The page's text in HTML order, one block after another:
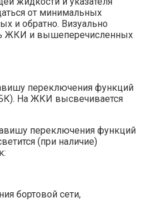
от минимальных
и обратно. Визуально
ЖКИ и вышеперечисленных
переключения функций
На ЖКИ высвечивается
переключения функций
(при наличие)
бортовой сети,